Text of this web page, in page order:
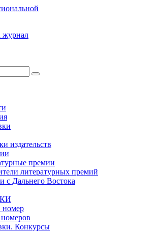
журнал
издательств
премии
литературных премий
с Дальнего Востока
КИ
Конкурсы